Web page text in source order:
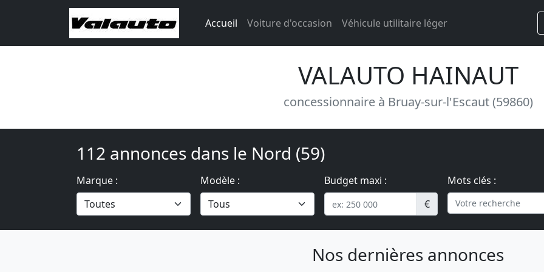
Accueil Voiture d'occasion Véhicule utilitaire léger
VALAUTO HAINAUT
concessionnaire à Bruay-sur-l'Escaut (59860)
112 annonces dans le Nord (59)
Marque : Modèle :
Budget maxi :
€
Mots clés :
Nos dernières annonces